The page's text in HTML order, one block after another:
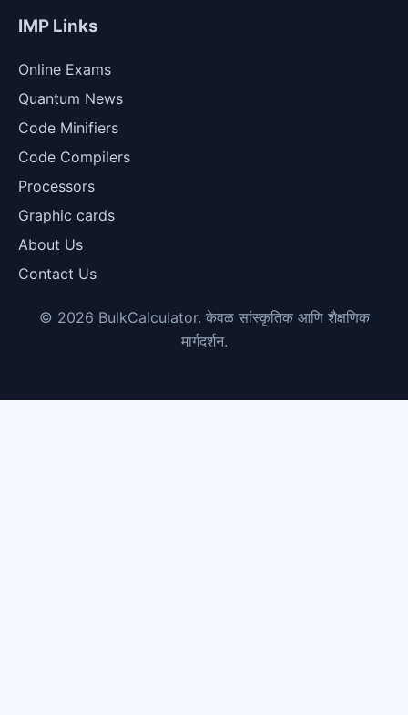
IMP Links
Online Exams
Quantum News
Code Minifiers
Code Compilers
Processors
Graphic cards
About Us
Contact Us
© 2026 BulkCalculator. केवळ सांस्कृतिक आणि शैक्षणिक
मार्गदर्शन.